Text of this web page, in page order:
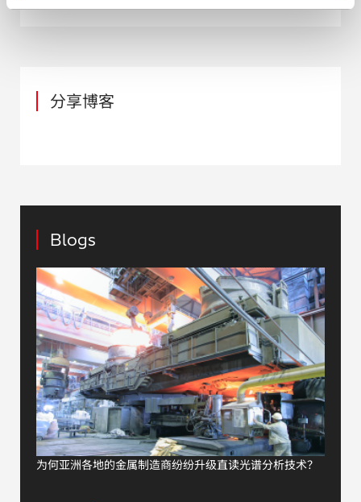
分享博客
Blogs
为何亚洲各地的金属制造商纷纷升级直读光谱分析技术？